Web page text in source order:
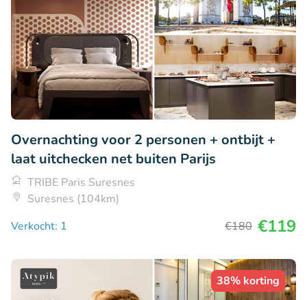
Overnachting voor 2 personen + ontbijt +
laat uitchecken net buiten Parijs
TRIBE Paris Suresnes
Suresnes (104km)
Verkocht: 1
€180 €119
38% korting